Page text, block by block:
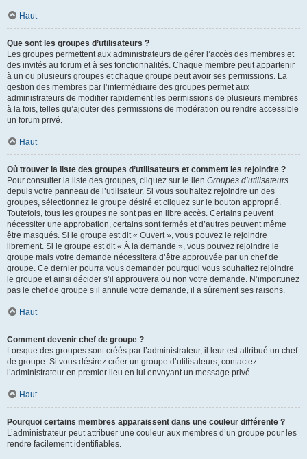
Haut
Que sont les groupes d’utilisateurs ?
Les groupes permettent aux administrateurs de gérer l’accès des membres et
des invités au forum et à ses fonctionnalités. Chaque membre peut appartenir
à un ou plusieurs groupes et chaque groupe peut avoir ses permissions. La
gestion des membres par l’intermédiaire des groupes permet aux
administrateurs de modifier rapidement les permissions de plusieurs membres
à la fois, telles qu’ajouter des permissions de modération ou rendre accessible
un forum privé.
Haut
Où trouver la liste des groupes d’utilisateurs et comment les rejoindre ?
Pour consulter la liste des groupes, cliquez sur le lien Groupes d’utilisateurs
depuis votre panneau de l’utilisateur. Si vous souhaitez rejoindre un des
groupes, sélectionnez le groupe désiré et cliquez sur le bouton approprié.
Toutefois, tous les groupes ne sont pas en libre accès. Certains peuvent
nécessiter une approbation, certains sont fermés et d’autres peuvent même
être masqués. Si le groupe est dit « Ouvert », vous pouvez le rejoindre
librement. Si le groupe est dit « À la demande », vous pouvez rejoindre le
groupe mais votre demande nécessitera d’être approuvée par un chef de
groupe. Ce dernier pourra vous demander pourquoi vous souhaitez rejoindre
le groupe et ainsi décider s’il approuvera ou non votre demande. N’importunez
pas le chef de groupe s’il annule votre demande, il a sûrement ses raisons.
Haut
Comment devenir chef de groupe ?
Lorsque des groupes sont créés par l’administrateur, il leur est attribué un chef
de groupe. Si vous désirez créer un groupe d’utilisateurs, contactez
l’administrateur en premier lieu en lui envoyant un message privé.
Haut
Pourquoi certains membres apparaissent dans une couleur différente ?
L’administrateur peut attribuer une couleur aux membres d’un groupe pour les
rendre facilement identifiables.